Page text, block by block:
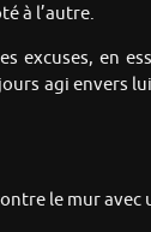
à l’autre.
en
agi envers
le mur avec